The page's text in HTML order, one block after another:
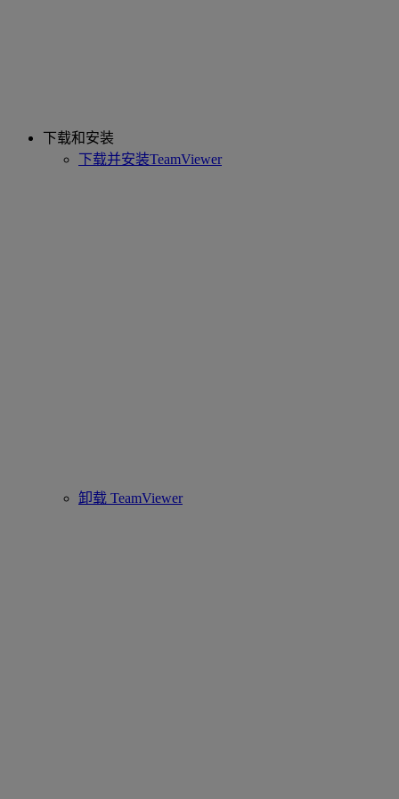
下载和安装
下载并安装TeamViewer
卸载 TeamViewer